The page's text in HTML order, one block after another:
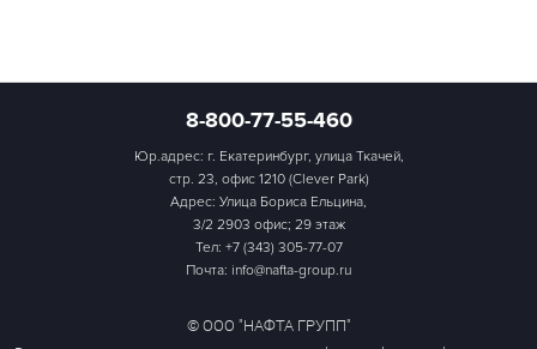
8-800-77-55-460
Юр.адрес: г. Екатеринбург, улица Ткачей,
стр. 23, офис 1210 (Clever Park)
Адрес: Улица Бориса Ельцина,
3/2 2903 офис; 29 этаж
Тел: +7 (343) 305-77-07
Почта: info@nafta-group.ru
© ООО "НАФТА ГРУПП"